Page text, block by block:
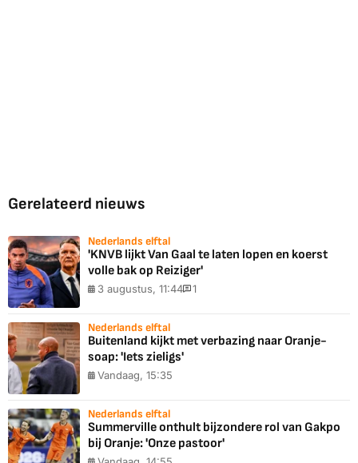
Gerelateerd nieuws
Nederlands elftal
'KNVB lijkt Van Gaal te laten lopen en koerst
volle bak op Reiziger'
3 augustus, 11:44 1
Nederlands elftal
Buitenland kijkt met verbazing naar Oranje-
soap: 'Iets zieligs'
Vandaag, 15:35
Nederlands elftal
Summerville onthult bijzondere rol van Gakpo
bij Oranje: 'Onze pastoor'